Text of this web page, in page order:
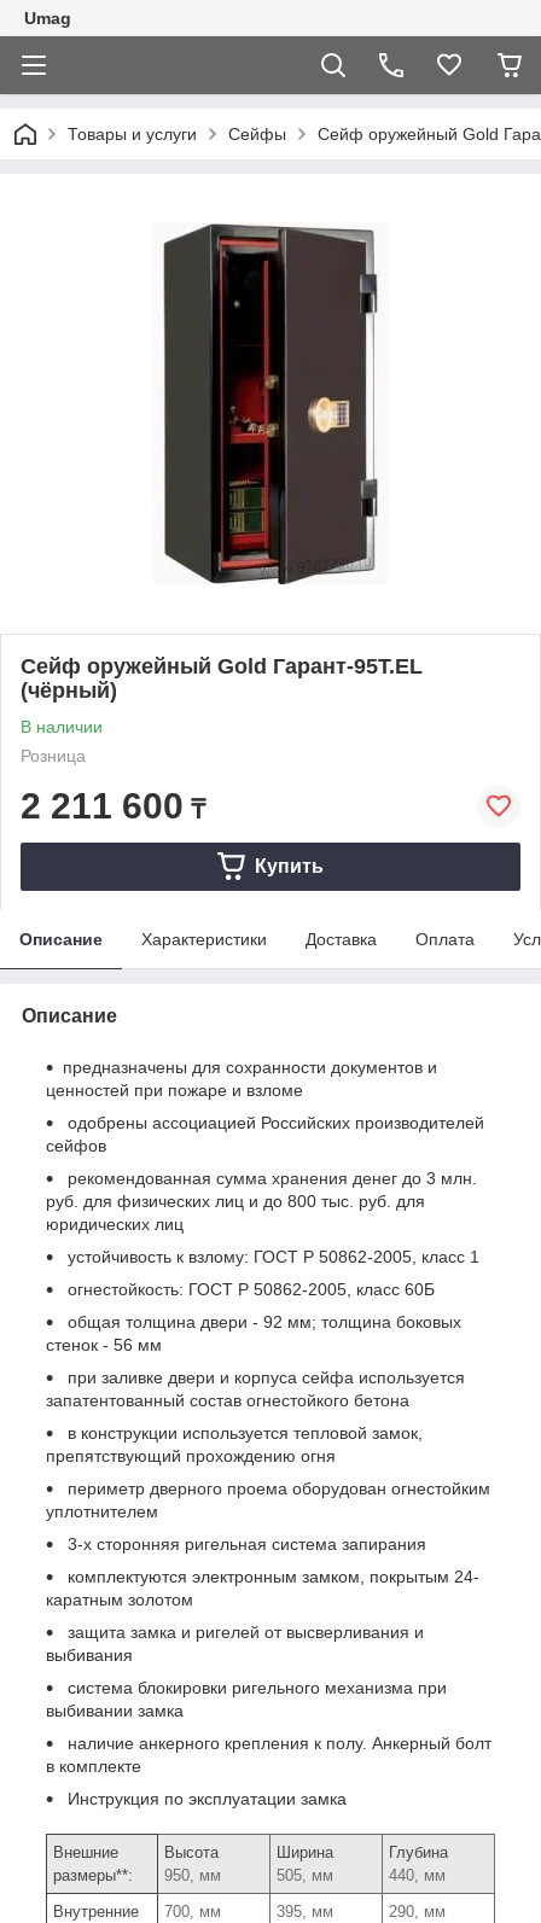
Umag
Товары и услуги Сейфы Сейф оружейный Gold
Сейф оружейный Gold Гарант-95T.EL
(чёрный)
В наличии
Розница
2 211 600 ₸
Купить
Описание Характеристики Доставка Оплата
Описание
предназначены для сохранности документов и
ценностей при пожаре и взломе
одобрены ассоциацией Российских производителей
сейфов
рекомендованная сумма хранения денег до 3 млн.
руб. для физических лиц и до 800 тыс. руб. для
юридических лиц
устойчивость к взлому: ГОСТ Р 50862-2005, класс 1
огнестойкость: ГОСТ Р 50862-2005, класс 60Б
общая толщина двери - 92 мм; толщина боковых
стенок - 56 мм
при заливке двери и корпуса сейфа используется
запатентованный состав огнестойкого бетона
в конструкции используется тепловой замок,
препятствующий прохождению огня
периметр дверного проема оборудован огнестойким
уплотнителем
3-х сторонняя ригельная система запирания
комплектуются электронным замком, покрытым 24-
каратным золотом
защита замка и ригелей от высверливания и
выбивания
система блокировки ригельного механизма при
выбивании замка
наличие анкерного крепления к полу. Анкерный болт
в комплекте
Инструкция по эксплуатации замка
Внешние
размеры**:
Высота
950, мм
Ширина
505, мм
Глубина
440, мм
Внутренние
700, мм 395, мм 290, мм